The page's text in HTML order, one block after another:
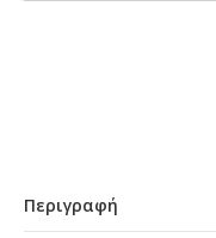
Περιγραφή